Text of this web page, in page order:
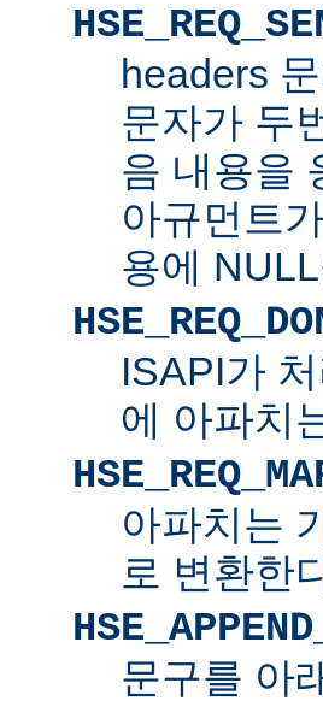
headers
문자가 두
음 내용을
아규먼트
용에
ISAPI가
에 아파치
아파치는
로 변환한
문구를 아